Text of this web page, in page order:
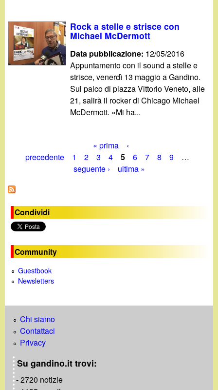
Rock a stelle e strisce con
Michael McDermott
Data pubblicazione: 12/05/2016
Appuntamento con il sound a stelle e
strisce, venerdì 13 maggio a Gandino.
Sul palco di piazza Vittorio Veneto, alle
21, salirà il rocker di Chicago Michael
McDermott. «Mi ha...
g
i
n
e
« prima
‹
precedente
1 2 3 4 5 6 7 8 9
…
seguente ›
ultima »
Condividi
Community
Guestbook
Newsletters
Chi siamo
Contattaci
Privacy
Su gandino.it trovi:
- 2720 notizie